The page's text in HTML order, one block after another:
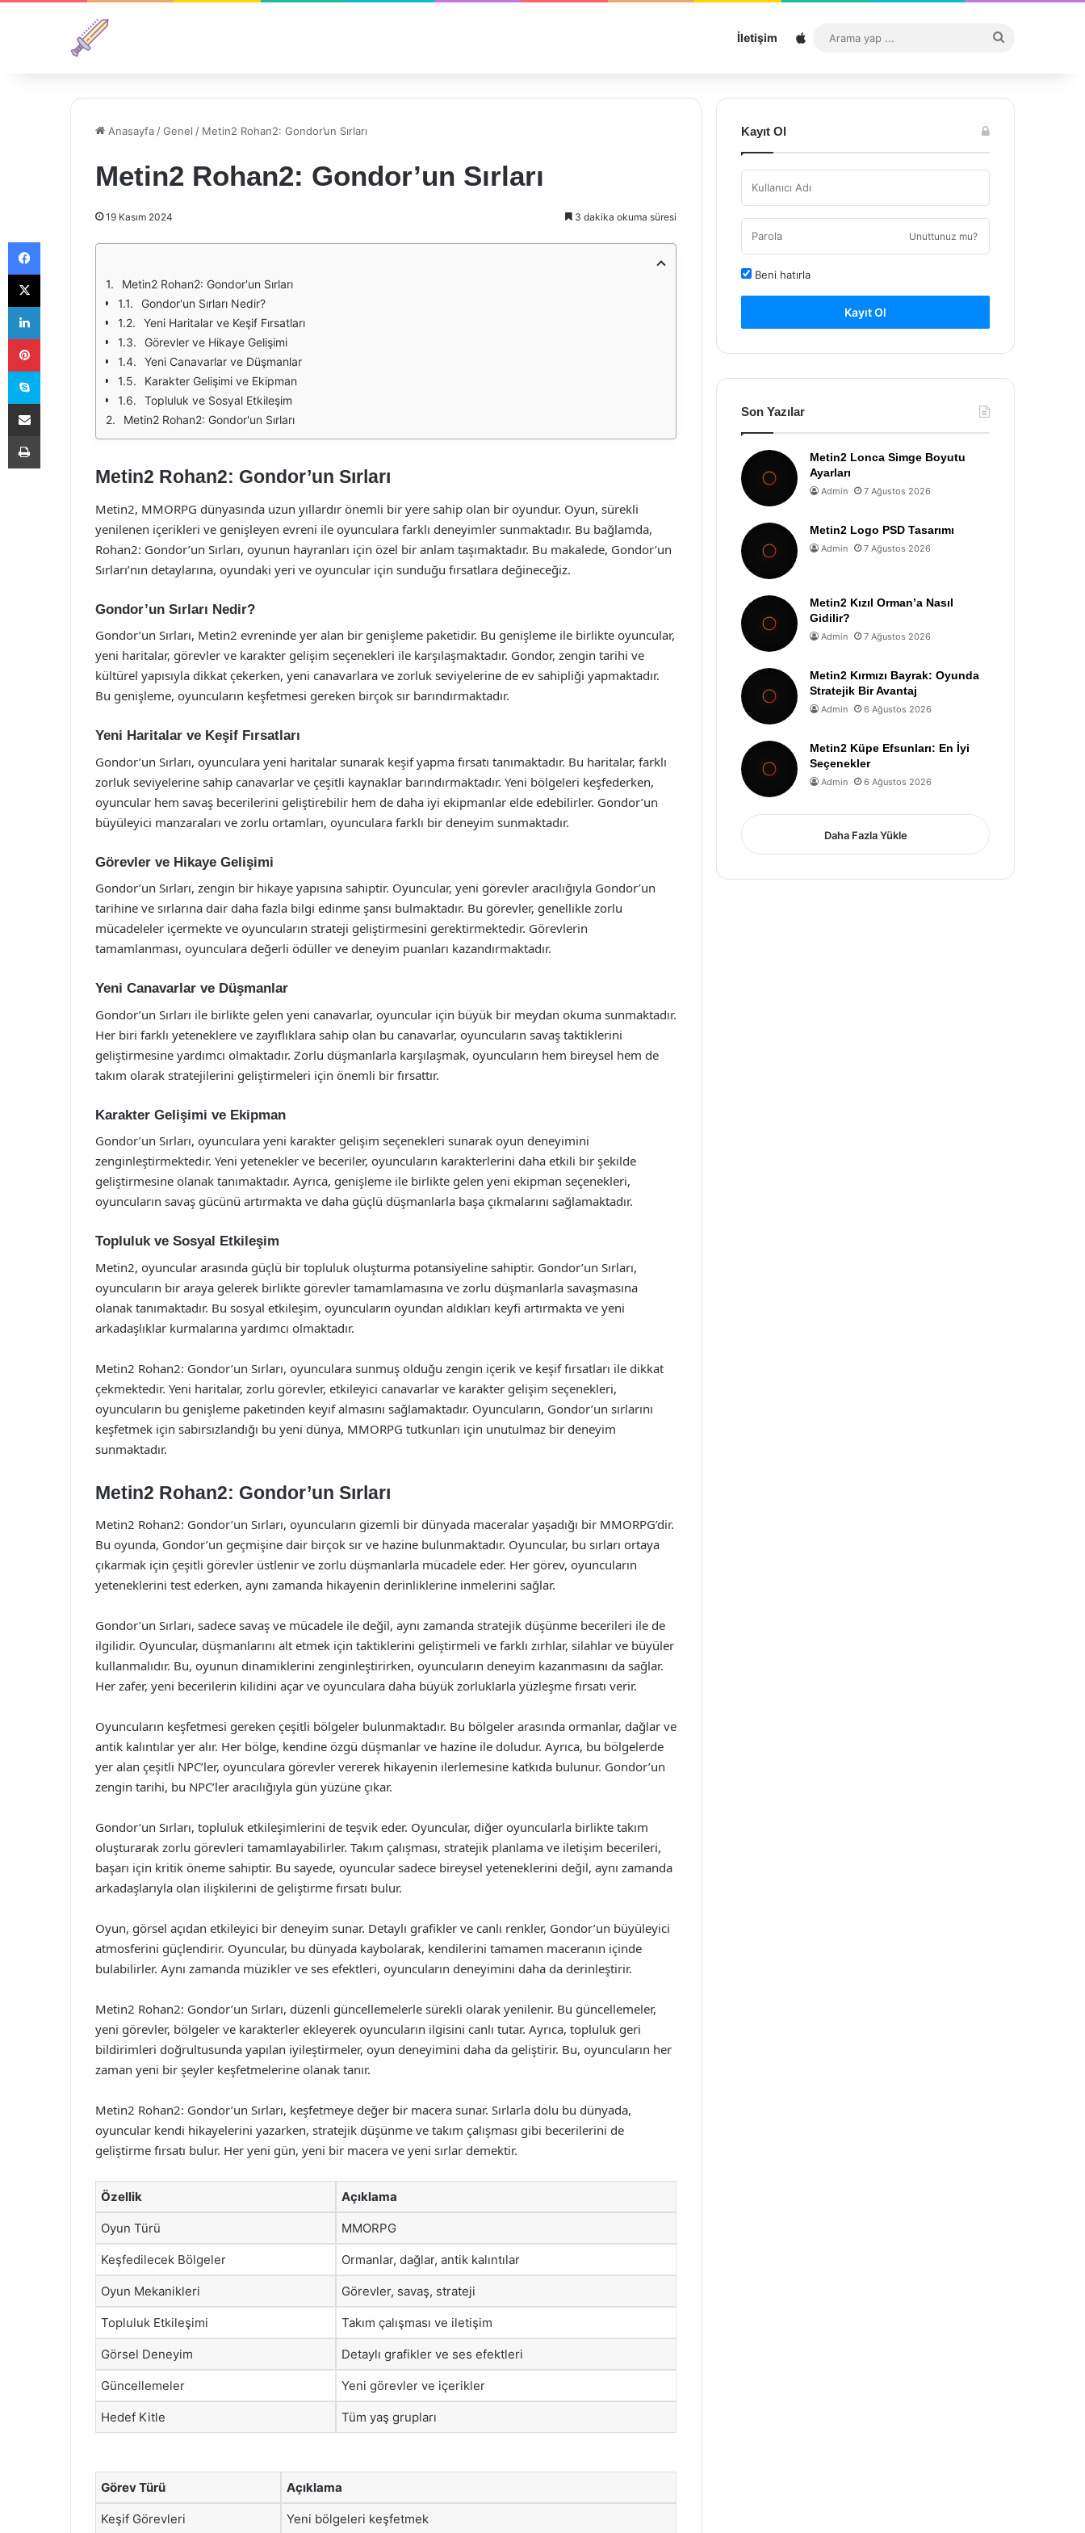
İletişim Sitemap
...
Anasayfa /Genel / Metin2 Rohan2: Gondor’un Sırları
Metin2 Rohan2: Gondor’un Sırları
19 Kasım 2024 3 dakika okuma süresi
Metin2 Rohan2: Gondor'un Sırları
Gondor'un Sırları Nedir?
Yeni Haritalar ve Keşif Fırsatları
Görevler ve Hikaye Gelişimi
Yeni Canavarlar ve Düşmanlar
Karakter Gelişimi ve Ekipman
Topluluk ve Sosyal Etkileşim
Metin2 Rohan2: Gondor'un Sırları
Metin2 Rohan2: Gondor’un Sırları
Metin2, MMORPG dünyasında uzun yıllardır önemli bir yere sahip olan bir oyundur. Oyun, sürekli
yenilenen içerikleri ve genişleyen evreni ile oyunculara farklı deneyimler sunmaktadır. Bu bağlamda,
Rohan2: Gondor’un Sırları, oyunun hayranları için özel bir anlam taşımaktadır. Bu makalede, Gondor’un
Sırları’nın detaylarına, oyundaki yeri ve oyuncular için sunduğu fırsatlara değineceğiz.
Gondor’un Sırları Nedir?
Gondor’un Sırları, Metin2 evreninde yer alan bir genişleme paketidir. Bu genişleme ile birlikte oyuncular,
yeni haritalar, görevler ve karakter gelişim seçenekleri ile karşılaşmaktadır. Gondor, zengin tarihi ve
kültürel yapısıyla dikkat çekerken, yeni canavarlara ve zorluk seviyelerine de ev sahipliği yapmaktadır.
Bu genişleme, oyuncuların keşfetmesi gereken birçok sır barındırmaktadır.
Yeni Haritalar ve Keşif Fırsatları
Gondor’un Sırları, oyunculara yeni haritalar sunarak keşif yapma fırsatı tanımaktadır. Bu haritalar, farklı
zorluk seviyelerine sahip canavarlar ve çeşitli kaynaklar barındırmaktadır. Yeni bölgeleri keşfederken,
oyuncular hem savaş becerilerini geliştirebilir hem de daha iyi ekipmanlar elde edebilirler. Gondor’un
büyüleyici manzaraları ve zorlu ortamları, oyunculara farklı bir deneyim sunmaktadır.
Görevler ve Hikaye Gelişimi
Gondor’un Sırları, zengin bir hikaye yapısına sahiptir. Oyuncular, yeni görevler aracılığıyla Gondor’un
tarihine ve sırlarına dair daha fazla bilgi edinme şansı bulmaktadır. Bu görevler, genellikle zorlu
mücadeleler içermekte ve oyuncuların strateji geliştirmesini gerektirmektedir. Görevlerin
tamamlanması, oyunculara değerli ödüller ve deneyim puanları kazandırmaktadır.
Yeni Canavarlar ve Düşmanlar
Gondor’un Sırları ile birlikte gelen yeni canavarlar, oyuncular için büyük bir meydan okuma sunmaktadır.
Her biri farklı yeteneklere ve zayıflıklara sahip olan bu canavarlar, oyuncuların savaş taktiklerini
geliştirmesine yardımcı olmaktadır. Zorlu düşmanlarla karşılaşmak, oyuncuların hem bireysel hem de
takım olarak stratejilerini geliştirmeleri için önemli bir fırsattır.
Karakter Gelişimi ve Ekipman
Gondor’un Sırları, oyunculara yeni karakter gelişim seçenekleri sunarak oyun deneyimini
zenginleştirmektedir. Yeni yetenekler ve beceriler, oyuncuların karakterlerini daha etkili bir şekilde
geliştirmesine olanak tanımaktadır. Ayrıca, genişleme ile birlikte gelen yeni ekipman seçenekleri,
oyuncuların savaş gücünü artırmakta ve daha güçlü düşmanlarla başa çıkmalarını sağlamaktadır.
Topluluk ve Sosyal Etkileşim
Metin2, oyuncular arasında güçlü bir topluluk oluşturma potansiyeline sahiptir. Gondor’un Sırları,
oyuncuların bir araya gelerek birlikte görevler tamamlamasına ve zorlu düşmanlarla savaşmasına
olanak tanımaktadır. Bu sosyal etkileşim, oyuncuların oyundan aldıkları keyfi artırmakta ve yeni
arkadaşlıklar kurmalarına yardımcı olmaktadır.
Metin2 Rohan2: Gondor’un Sırları, oyunculara sunmuş olduğu zengin içerik ve keşif fırsatları ile dikkat
çekmektedir. Yeni haritalar, zorlu görevler, etkileyici canavarlar ve karakter gelişim seçenekleri,
oyuncuların bu genişleme paketinden keyif almasını sağlamaktadır. Oyuncuların, Gondor’un sırlarını
keşfetmek için sabırsızlandığı bu yeni dünya, MMORPG tutkunları için unutulmaz bir deneyim
sunmaktadır.
Metin2 Rohan2: Gondor’un Sırları
Metin2 Rohan2: Gondor’un Sırları, oyuncuların gizemli bir dünyada maceralar yaşadığı bir MMORPG’dir.
Bu oyunda, Gondor’un geçmişine dair birçok sır ve hazine bulunmaktadır. Oyuncular, bu sırları ortaya
çıkarmak için çeşitli görevler üstlenir ve zorlu düşmanlarla mücadele eder. Her görev, oyuncuların
yeteneklerini test ederken, aynı zamanda hikayenin derinliklerine inmelerini sağlar.
Gondor’un Sırları, sadece savaş ve mücadele ile değil, aynı zamanda stratejik düşünme becerileri ile de
ilgilidir. Oyuncular, düşmanlarını alt etmek için taktiklerini geliştirmeli ve farklı zırhlar, silahlar ve büyüler
kullanmalıdır. Bu, oyunun dinamiklerini zenginleştirirken, oyuncuların deneyim kazanmasını da sağlar.
Her zafer, yeni becerilerin kilidini açar ve oyunculara daha büyük zorluklarla yüzleşme fırsatı verir.
Oyuncuların keşfetmesi gereken çeşitli bölgeler bulunmaktadır. Bu bölgeler arasında ormanlar, dağlar ve
antik kalıntılar yer alır. Her bölge, kendine özgü düşmanlar ve hazine ile doludur. Ayrıca, bu bölgelerde
yer alan çeşitli NPC’ler, oyunculara görevler vererek hikayenin ilerlemesine katkıda bulunur. Gondor’un
zengin tarihi, bu NPC’ler aracılığıyla gün yüzüne çıkar.
Gondor’un Sırları, topluluk etkileşimlerini de teşvik eder. Oyuncular, diğer oyuncularla birlikte takım
oluşturarak zorlu görevleri tamamlayabilirler. Takım çalışması, stratejik planlama ve iletişim becerileri,
başarı için kritik öneme sahiptir. Bu sayede, oyuncular sadece bireysel yeteneklerini değil, aynı zamanda
arkadaşlarıyla olan ilişkilerini de geliştirme fırsatı bulur.
Oyun, görsel açıdan etkileyici bir deneyim sunar. Detaylı grafikler ve canlı renkler, Gondor’un büyüleyici
atmosferini güçlendirir. Oyuncular, bu dünyada kaybolarak, kendilerini tamamen maceranın içinde
bulabilirler. Aynı zamanda müzikler ve ses efektleri, oyuncuların deneyimini daha da derinleştirir.
Metin2 Rohan2: Gondor’un Sırları, düzenli güncellemelerle sürekli olarak yenilenir. Bu güncellemeler,
yeni görevler, bölgeler ve karakterler ekleyerek oyuncuların ilgisini canlı tutar. Ayrıca, topluluk geri
bildirimleri doğrultusunda yapılan iyileştirmeler, oyun deneyimini daha da geliştirir. Bu, oyuncuların her
zaman yeni bir şeyler keşfetmelerine olanak tanır.
Metin2 Rohan2: Gondor’un Sırları, keşfetmeye değer bir macera sunar. Sırlarla dolu bu dünyada,
oyuncular kendi hikayelerini yazarken, stratejik düşünme ve takım çalışması gibi becerilerini de
geliştirme fırsatı bulur. Her yeni gün, yeni bir macera ve yeni sırlar demektir.
Özellik Açıklama
Oyun Türü MMORPG
Keşfedilecek Bölgeler Ormanlar, dağlar, antik kalıntılar
Oyun Mekanikleri Görevler, savaş, strateji
Topluluk Etkileşimi Takım çalışması ve iletişim
Görsel Deneyim Detaylı grafikler ve ses efektleri
Güncellemeler Yeni görevler ve içerikler
Hedef Kitle Tüm yaş grupları
Görev Türü Açıklama
Keşif Görevleri Yeni bölgeleri keşfetmek
Kayıt Ol
Unuttunuz mu?
Beni hatırla
Kayıt Ol
Son Yazılar
Metin2 Lonca Simge Boyutu
Ayarları
Admin 7 Ağustos 2026
Metin2 Logo PSD Tasarımı
Admin 7 Ağustos 2026
Metin2 Kızıl Orman’a Nasıl
Gidilir?
Admin 7 Ağustos 2026
Metin2 Kırmızı Bayrak: Oyunda
Stratejik Bir Avantaj
Admin 6 Ağustos 2026
Metin2 Küpe Efsunları: En İyi
Seçenekler
Admin 6 Ağustos 2026
Daha Fazla Yükle
Facebook
X
LinkedIn
Pinterest
Skype
E-Posta ile paylaş